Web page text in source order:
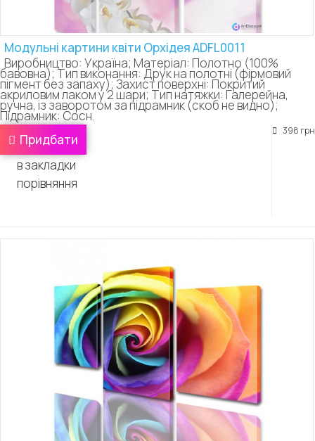
Модульні картини квіти Орхідея ADFL0011
Виробництво: Україна; Матеріал: Полотно (100%
бавовна); Тип виконання: Друк на полотні (фірмовий
пігмент без запаху); Захист поверхні: Покритий
акриловим лаком у 2 шари; Тип натяжки: Галерейна,
ручна, із заворотом за підрамник (скоб не видно);
Підрамник: Сосн.
398 грн
Придбати
в закладки
порівняння